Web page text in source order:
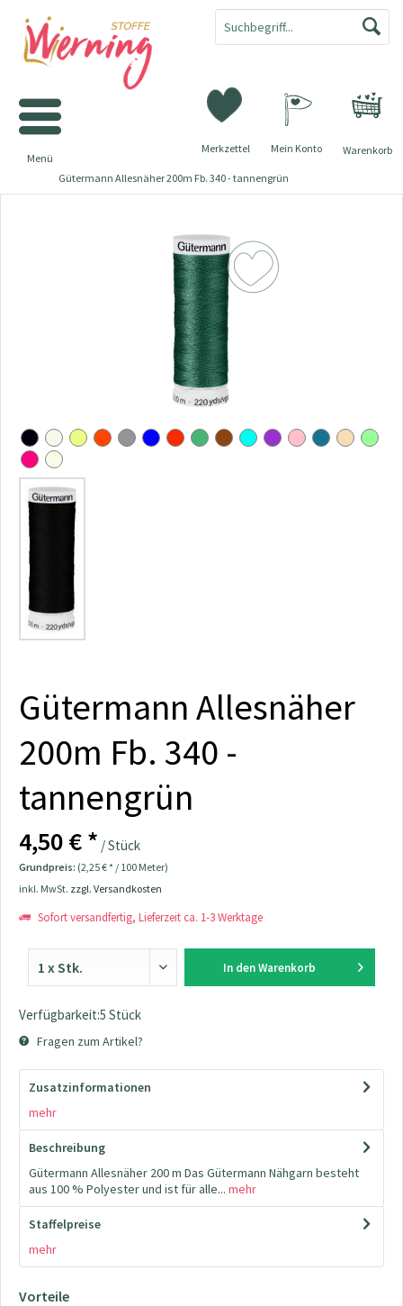
Warenkorb
Merkzettel Mein Konto
Menü
Gütermann Allesnäher 200m Fb. 340 - tannengrün
Gütermann Allesnäher
200m Fb. 340 -
tannengrün
4,50 € * / Stück
Grundpreis: (2,25 € * / 100 Meter)
inkl. MwSt. zzgl. Versandkosten
Sofort versandfertig, Lieferzeit ca. 1-3 Werktage
In den Warenkorb
Verfügbarkeit:5 Stück
Fragen zum Artikel?
Zusatzinformationen
mehr
Beschreibung
Gütermann Allesnäher 200 m Das Gütermann Nähgarn besteht
aus 100 % Polyester und ist für alle... mehr
Staffelpreise
mehr
Vorteile